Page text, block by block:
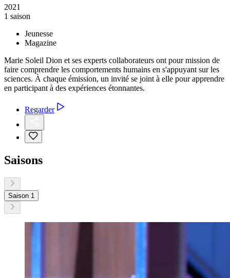
2021
1 saison
Jeunesse
Magazine
Marie Soleil Dion et ses experts collaborateurs ont pour mission de
faire comprendre les comportements humains en s'appuyant sur les
sciences. À chaque émission, un invité se joint à elle pour apprendre
en participant à des expériences étonnantes.
Regarder
Saisons
Saison 1